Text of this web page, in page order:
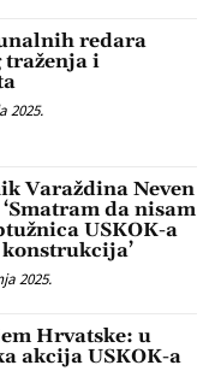
redara
traženja i
2025.
Varaždina Neven
da nisam
USKOK-a
2025.
Hrvatske: u
akcija USKOK-a